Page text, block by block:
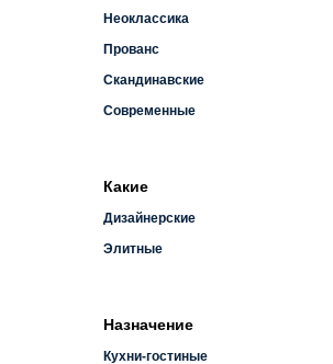
Неоклассика
Прованс
Скандинавские
Современные
Какие
Дизайнерские
Элитные
Назначение
Кухни-гостиные